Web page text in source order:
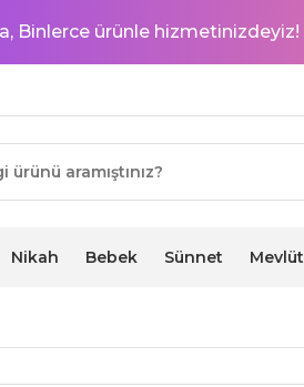
Binlerce ürünle hizmetinizdeyiz!
Nikah Bebek Sünnet Mevlüt